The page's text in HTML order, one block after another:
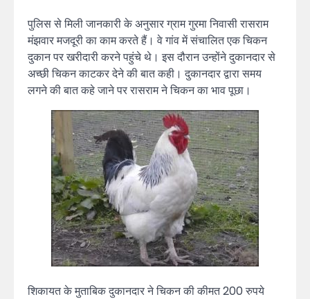
पुलिस से मिली जानकारी के अनुसार ग्राम गुरमा निवासी रासराम
मंझवार मजदूरी का काम करते हैं। वे गांव में संचालित एक चिकन
दुकान पर खरीदारी करने पहुंचे थे। इस दौरान उन्होंने दुकानदार से
अच्छी चिकन काटकर देने की बात कही। दुकानदार द्वारा समय
लगने की बात कहे जाने पर रासराम ने चिकन का भाव पूछा।
शिकायत के मुताबिक दुकानदार ने चिकन की कीमत 200 रुपये